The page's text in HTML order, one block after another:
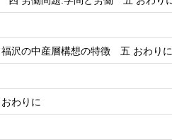
沢の中産層構想の特徴 五 おわりに
わりに